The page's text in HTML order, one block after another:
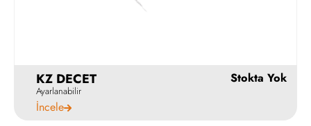
Hemen Al
KZ DECET
Ayarlanabilir
İncele